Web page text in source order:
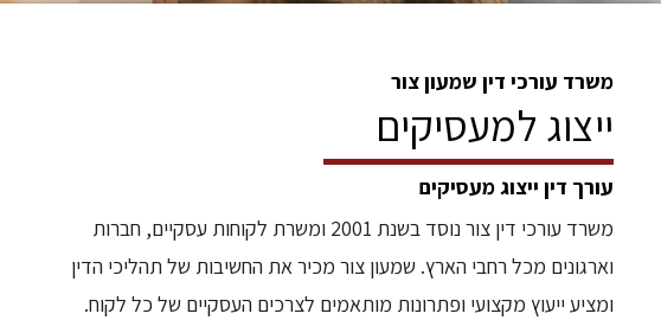
משרד עורכי דין שמעון צור
ייצוג למעסיקים
עורך דין ייצוג מעסיקים
משרד עורכי דין צור נוסד בשנת 2001 ומשרת לקוחות עסקיים, חברות
וארגונים מכל רחבי הארץ. שמעון צור מכיר את החשיבות של תהליכי הדין
ומציע ייעוץ מקצועי ופתרונות מותאמים לצרכים העסקיים של כל לקוח.